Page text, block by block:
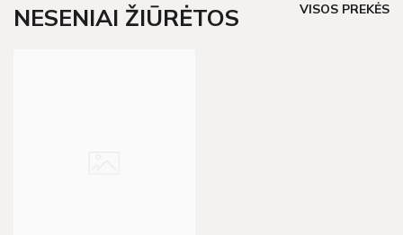
NESENIAI ŽIŪRĖTOS VISOS PREKĖS